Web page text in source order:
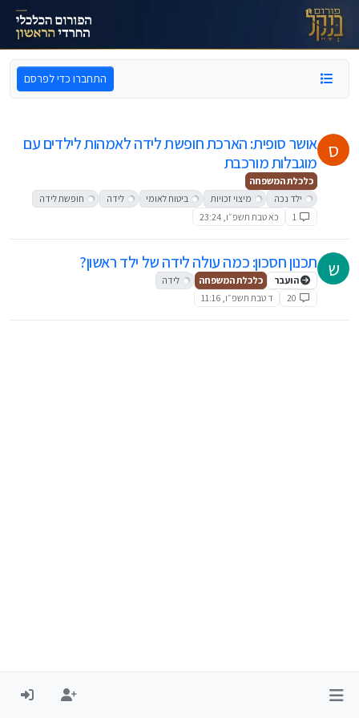
דילוג לתוכן
התחברו כדי לפרסם
ס אושר סופית: הארכת חופשת לידה לאמהות לילדים עם
מוגבלות מורכבת
כלכלת המשפחה
ילד נכה
מיצוי זכויות ביטוח לאומי לידה
חופשת לידה
1
כא טבת תשפ״ו, 23:24
ש תכנון חסכון: כמה עולה לידה של ילד ראשון?
הועבר כלכלת המשפחה
לידה
20
ד טבת תשפ״ו, 11:16